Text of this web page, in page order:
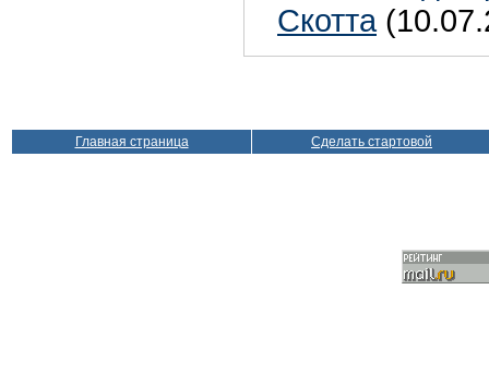
Скотта
Главная страница Сделать стартовой